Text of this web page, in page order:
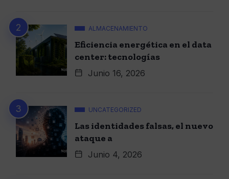
ALMACENAMIENTO
Eficiencia energética en el data
center: tecnologías
Junio 16, 2026
UNCATEGORIZED
Las identidades falsas, el nuevo
ataque a
Junio 4, 2026